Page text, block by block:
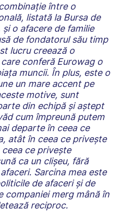
între o
listată la Bursa de
și o afacere de familie
de fondatorul său timp
lucru creează o
conferă Eurowag o
muncii. În plus, este o
un mare accent pe
motive, sunt
din echipă și aștept
cum împreună putem
departe în ceea ce
atât în ceea ce privește
ce privește
ca un clișeu, fără
Sarcina mea este
de afaceri și de
companiei merg mână în
reciproc.